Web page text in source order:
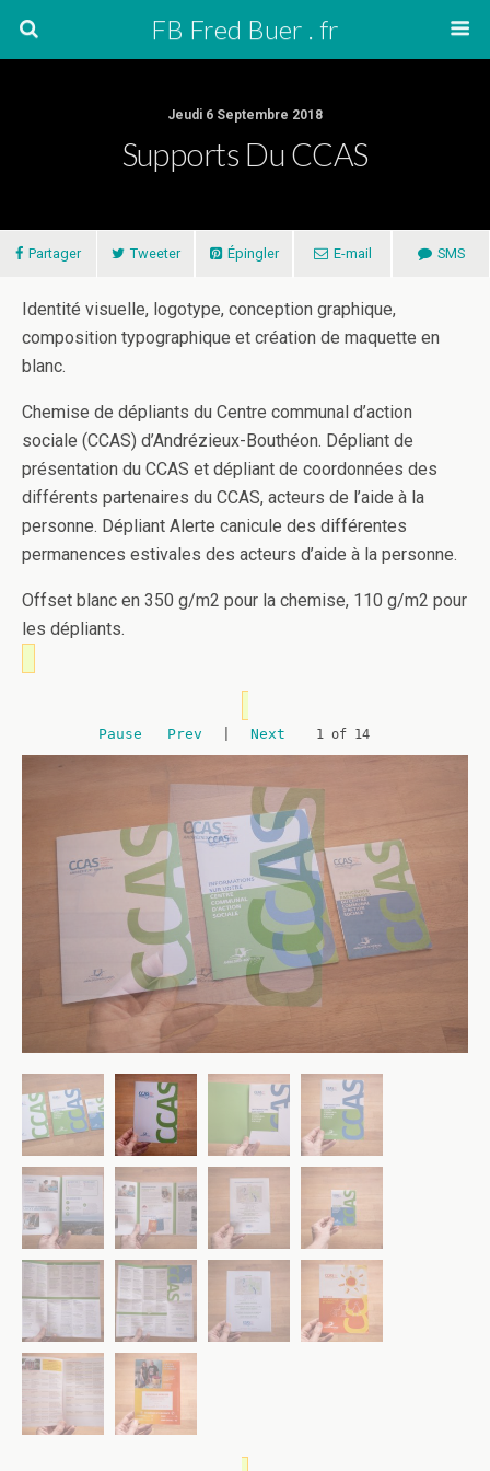
FB Fred Buer . fr
Jeudi 6 Septembre 2018
Supports Du CCAS
Partager Tweeter Épingler E-mail SMS
Identité visuelle, logotype, conception graphique,
composition typographique et création de maquette en
blanc.
Chemise de dépliants du Centre communal d’action
sociale (CCAS) d’Andrézieux-Bouthéon. Dépliant de
présentation du CCAS et dépliant de coordonnées des
différents partenaires du CCAS, acteurs de l’aide à la
personne. Dépliant Alerte canicule des différentes
permanences estivales des acteurs d’aide à la personne.
Offset blanc en 350 g/m2 pour la chemise, 110 g/m2 pour
les dépliants.
Pause Prev Next 2 of 14